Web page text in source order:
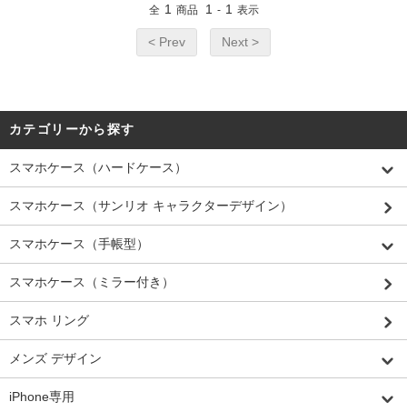
全 1 商品 1 - 1 表示
< Prev Next >
カテゴリーから探す
スマホケース（ハードケース）
スマホケース（サンリオ キャラクターデザイン）
スマホケース（手帳型）
スマホケース（ミラー付き）
スマホ リング
メンズ デザイン
iPhone専用